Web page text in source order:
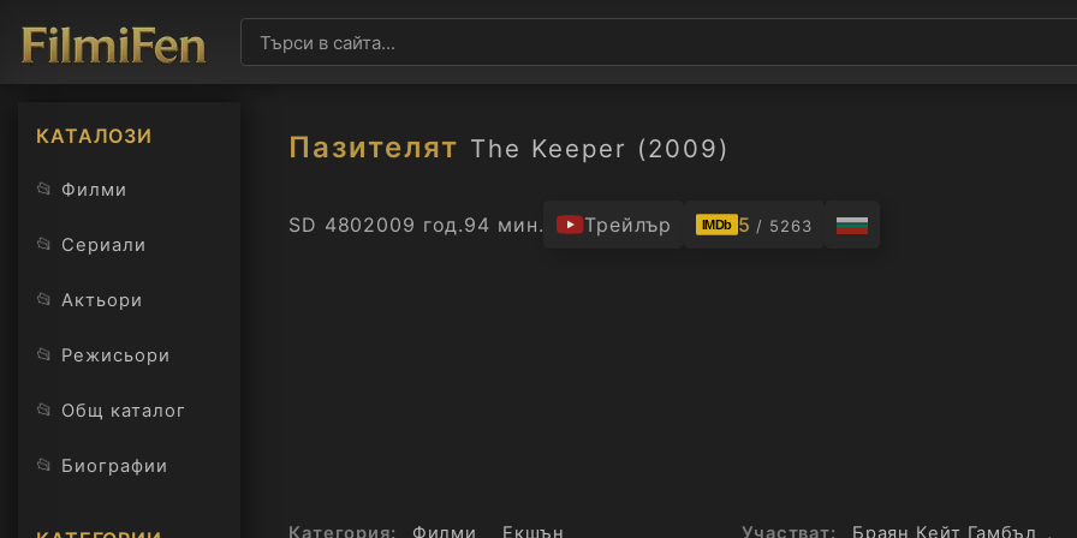
КАТАЛОЗИ
📂 Филми
📂 Сериали
📂 Актьори
📂 Режисьори
📂 Общ каталог
📂 Биографии
Пазителят The Keeper (2009)
SD 4802009 год.94 мин. Трейлър IMDb 5 / 5263
Категория: Филми
Екшън
Участват: Браян Кейт Гамбъл
,